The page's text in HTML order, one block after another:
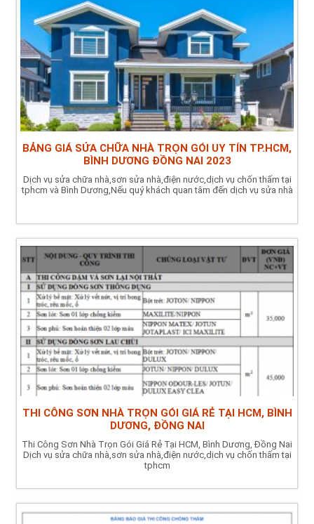
BẢNG GIÁ SỬA CHỮA NHÀ TRỌN GÓI UY TÍN TP.HCM,
BÌNH DƯƠNG ĐỒNG NAI 2023
Dịch vụ sửa chữa nhà,sơn sửa nhà,điện nước,dịch vụ chốn thấm tại
tphcm và Bình Dương,Nếu quý khách quan tâm đến dịch vụ sửa nhà
THI CÔNG SƠN NHÀ TRỌN GÓI GIÁ RẺ TẠI HCM, BÌNH
DƯƠNG, ĐỒNG NAI
Thi Công Sơn Nhà Trọn Gói Giá Rẻ Tại HCM, Bình Dương, Đồng Nai
Dịch vụ sửa chữa nhà,sơn sửa nhà,điện nước,dịch vụ chốn thấm tại
tphcm